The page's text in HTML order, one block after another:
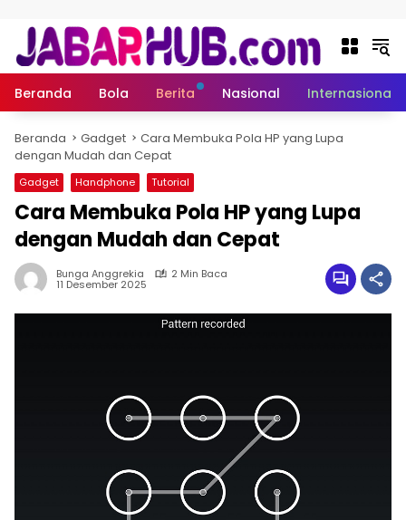
Beranda Bola Berita Nasional Internasional
Beranda Gadget
Cara Membuka Pola HP yang Lupa
dengan Mudah dan Cepat
Gadget Handphone Tutorial
Cara Membuka Pola HP yang Lupa
dengan Mudah dan Cepat
Bunga Anggrekia 2 Min Baca
11 Desember 2025